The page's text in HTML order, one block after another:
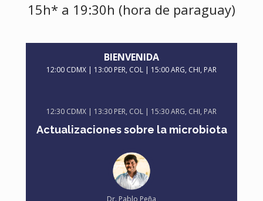
15h* a 19:30h (hora de paraguay)
Dr. Pablo Peña
Actualizaciones sobre la microbiota
12:30 CDMX | 13:30 PER, COL | 15:30 ARG, CHI, PAR
BIENVENIDA
12:00 CDMX | 13:00 PER, COL | 15:00 ARG, CHI, PAR